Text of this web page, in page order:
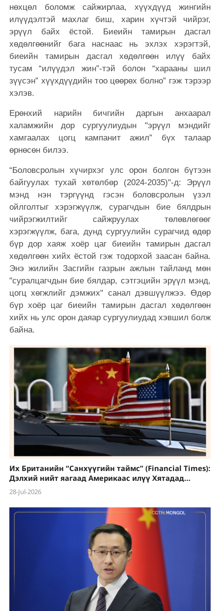
нөхцөл боломж сайжирлаа, хүүхдүүд жингийн
илүүдэлтэй махлаг биш, харин хүчтэй чийрэг,
эрүүл байх ёстой. Биеийн тамирын дасгал
хөдөлгөөнийг бага наснаас нь эхлэх хэрэгтэй,
биеийн тамирын дасгал хөдөлгөөн илүү байх
тусам “илүүдэл жин”-тэй болон “харааны шил
зүүсэн” хүүхдүүдийн тоо цөөрөх болно” гэж тэрээр
хэлэв.
Ерөнхий нарийн бичгийн даргын анхаарал
халамжийн дор сургуулиудын "эрүүл мэндийг
хамгаалах цогц кампанит ажил” бүх талаар
өрнөсөн билээ.
“Боловсролын хүчирхэг улс орон болгон бүтээн
байгуулах тухай хөтөлбөр (2024-2035)"-д: Эрүүл
мэнд нэн тэргүүнд гэсэн боловсролын үзэл
ойлголтыг хэрэгжүүлж, сурагчдын бие бялдрын
чийрэгжилтийг сайжруулах төлөвлөгөөг
хэрэгжүүлж, бага, дунд сургуулийн сурагчид өдөр
бүр дор хаяж хоёр цаг биеийн тамирын дасгал
хөдөлгөөн хийх ёстой гэж тодорхой заасан байна.
Энэ жилийн Засгийн газрын ажлын тайланд мөн
"суралцагчдын бие бялдар, сэтгэцийн эрүүл мэнд,
цогц хөгжлийг дэмжих" санал дэвшүүлжээ. Өдөр
бүр хоёр цаг биеийн тамирын дасгал хөдөлгөөн
хийх нь улс орон даяар сургуулиудад хэвшил болж
байна.
Их Британийн “Санхүүгийн таймс” (Financial Times):
Дэлхий нийт яагаад Америкаас илүү Хятадад
итгэдэг болсон бэ?
28-Jul-2026